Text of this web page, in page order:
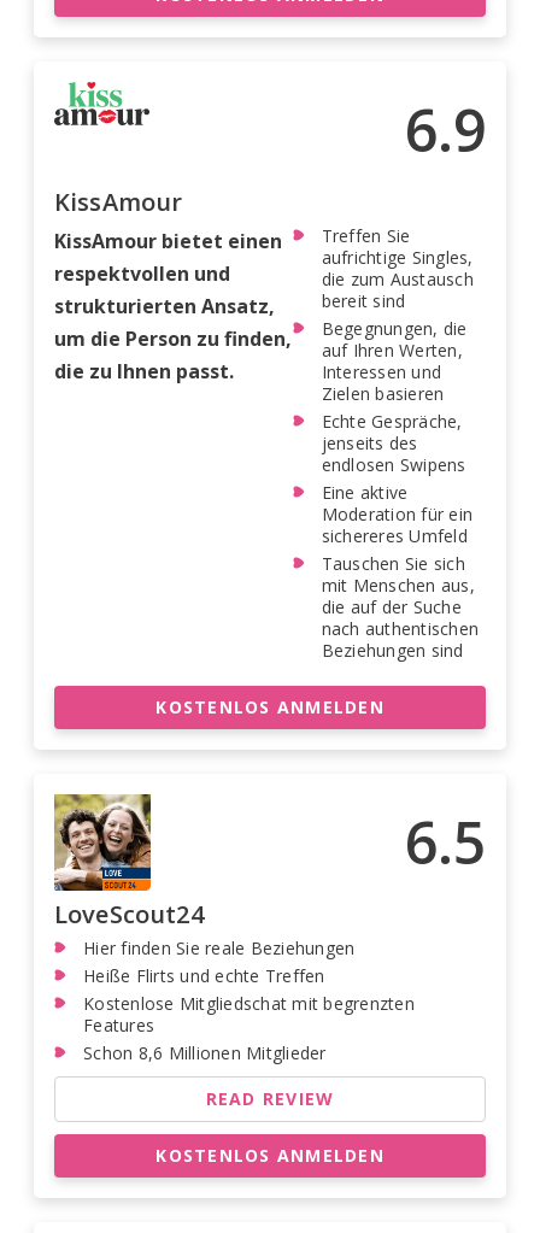
6.9
KissAmour
KissAmour bietet einen
respektvollen und
strukturierten Ansatz,
um die Person zu finden,
die zu Ihnen passt.
Treffen Sie
aufrichtige Singles,
die zum Austausch
bereit sind
Begegnungen, die
auf Ihren Werten,
Interessen und
Zielen basieren
Echte Gespräche,
jenseits des
endlosen Swipens
Eine aktive
Moderation für ein
sichereres Umfeld
Tauschen Sie sich
mit Menschen aus,
die auf der Suche
nach authentischen
Beziehungen sind
KOSTENLOS ANMELDEN
6.5
LoveScout24
Hier finden Sie reale Beziehungen
Heiße Flirts und echte Treffen
Kostenlose Mitgliedschat mit begrenzten
Features
Schon 8,6 Millionen Mitglieder
READ REVIEW
KOSTENLOS ANMELDEN